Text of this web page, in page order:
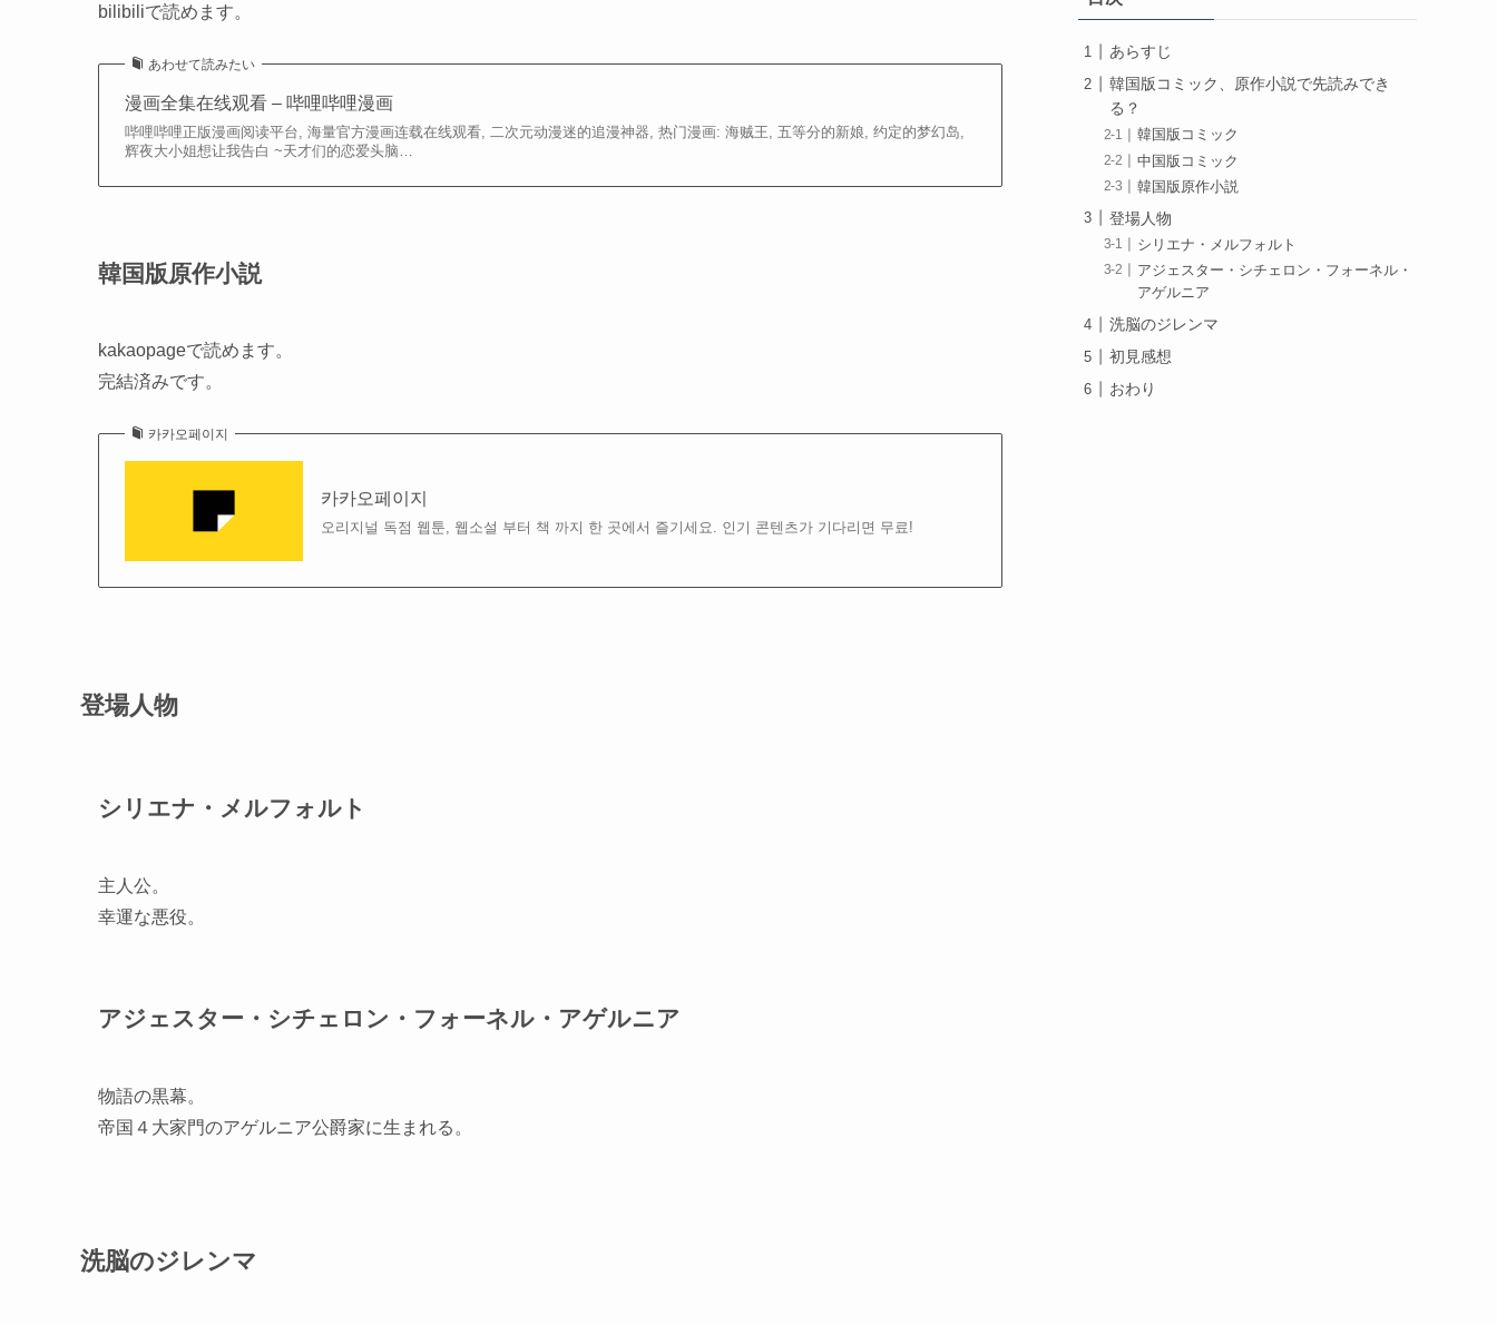
bilibiliで読めます。
あわせて読みたい
漫画全集在线观看 – 哔哩哔哩漫画
哔哩哔哩正版漫画阅读平台, 海量官方漫画连载在线观看, 二次元动漫迷的追漫神器, 热门漫画: 海贼王, 五等分的新娘, 约定的梦幻岛,
辉夜大小姐想让我告白 ~天才们的恋爱头脑…
韓国版原作小説
kakaopageで読めます。
完結済みです。
카카오페이지
카카오페이지
오리지널 독점 웹툰, 웹소설 부터 책 까지 한 곳에서 즐기세요. 인기 콘텐츠가 기다리면 무료!
登場人物
シリエナ・メルフォルト
主人公。
幸運な悪役。
アジェスター・シチェロン・フォーネル・アゲルニア
物語の黒幕。
帝国４大家門のアゲルニア公爵家に生まれる。
洗脳のジレンマ
あらすじ
韓国版コミック、原作小説で先読みでき
る？
韓国版コミック
中国版コミック
韓国版原作小説
登場人物
シリエナ・メルフォルト
アジェスター・シチェロン・フォーネル・
アゲルニア
洗脳のジレンマ
初見感想
おわり